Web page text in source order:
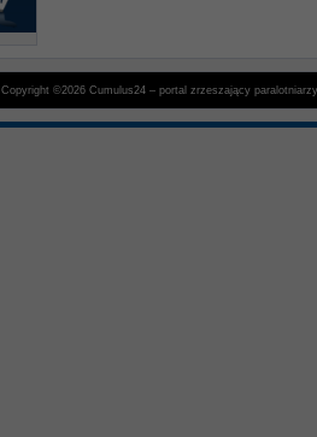
Copyright ©2026 Cumulus24 – portal zrzeszający